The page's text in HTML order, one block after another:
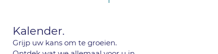
Kalender.
Grijp uw kans om te groeien.